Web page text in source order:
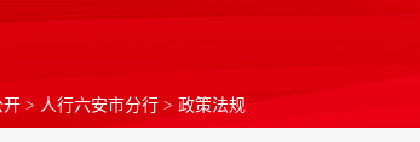
开 > 人行六安市分行 > 政策法规